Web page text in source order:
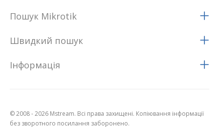
Пошук Mikrotik
Швидкий пошук
Iнформацiя
© 2008 - 2026 Mstream. Всі права захищені. Копіювання інформації
без зворотного посилання заборонено.